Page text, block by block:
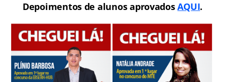
Depoimentos de alunos aprovadosAQUI.